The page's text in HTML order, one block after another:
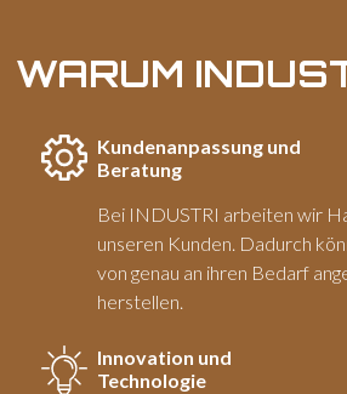
WARUM
Kundenanpassung und
Beratung
Bei INDUSTRI arbeiten wir
unseren Kunden. Dadurch
von genau an ihren Bedarf
herstellen.
Innovation und
Technologie